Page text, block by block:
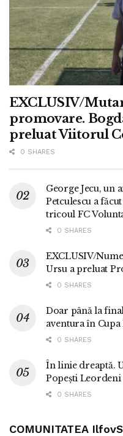
EXCLUSIV/
promovare.
preluat Viitorul
0 SHARES
George Jecu,
Petculescu a
tricoul FC
0 SHARES
EXCLUSIV/
Ursu a preluat
0 SHARES
Doar până la
aventura în
0 SHARES
În linie dreaptă.
Popești Leordeni
0 SHARES
COMUNITATEA